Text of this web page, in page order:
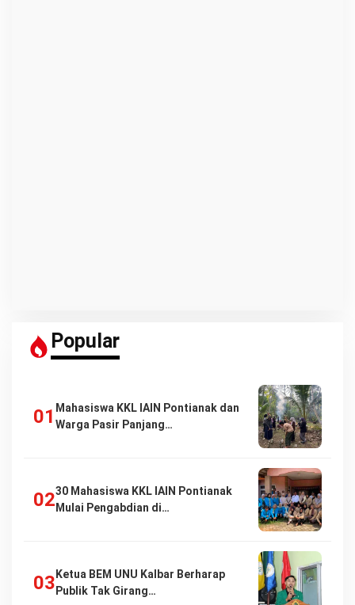
Popular
Mahasiswa KKL IAIN Pontianak dan
Warga Pasir Panjang…
30 Mahasiswa KKL IAIN Pontianak
Mulai Pengabdian di…
Ketua BEM UNU Kalbar Berharap
Publik Tak Girang…